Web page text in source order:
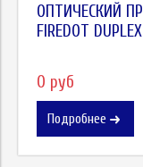
ОПТИЧЕСКИЙ
FIREDOT
0 руб
Подробнее